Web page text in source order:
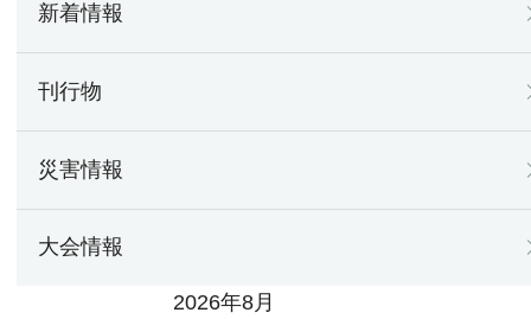
新着情報
刊行物
災害情報
大会情報
2026年8月